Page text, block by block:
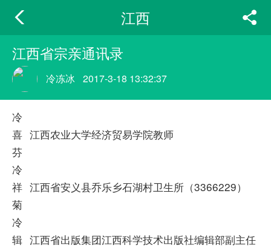
江西
江西省宗亲通讯录
冷冻冰 2017-3-18 13:32:37
冷
喜
芬
江西农业大学经济贸易学院教师
冷
祥
菊
江西省安义县乔乐乡石湖村卫生所（3366229）
冷
辑 江西省出版集团江西科学技术出版社编辑部副主任